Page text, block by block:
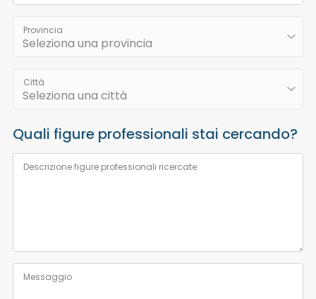
Provincia
Città
Quali figure professionali stai cercando?
Descrizione figure professionali ricercate
Messaggio